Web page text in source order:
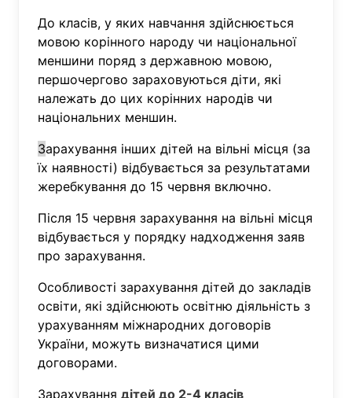
До класів, у яких навчання здійснюється
мовою корінного народу чи національної
меншини поряд з державною мовою,
першочергово зараховуються діти, які
належать до цих корінних народів чи
національних меншин.
Зарахування інших дітей на вільні місця (за
їх наявності) відбувається за результатами
жеребкування до 15 червня включно.
Після 15 червня зарахування на вільні місця
відбувається у порядку надходження заяв
про зарахування.
Особливості зарахування дітей до закладів
освіти, які здійснюють освітню діяльність з
урахуванням міжнародних договорів
України, можуть визначатися цими
договорами.
Зарахування дітей до 2-4 класів